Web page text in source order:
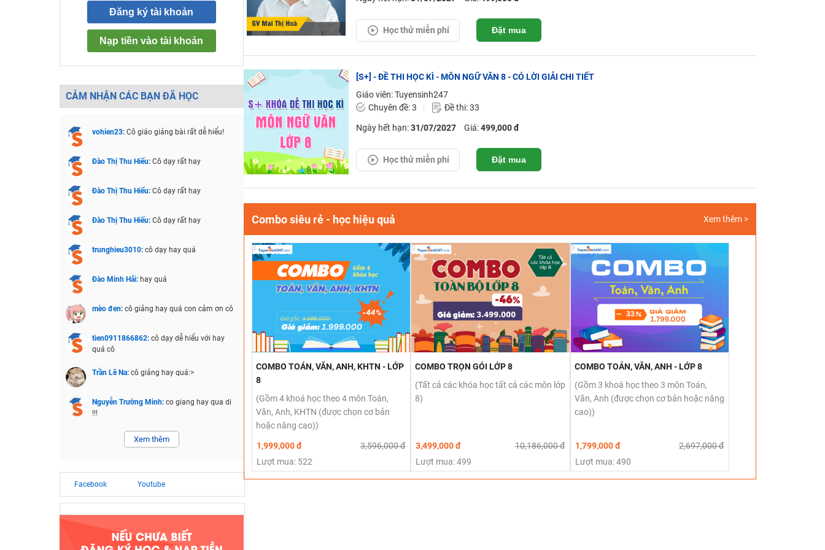
Đăng ký tài khoản
Nạp tiền vào tài khoản
CẢM NHẬN CÁC BẠN ĐÃ HỌC
vohien23: Cô giáo giảng bài rất dễ hiểu!
Đào Thị Thu Hiếu: Cô dạy rất hay
Đào Thị Thu Hiếu: Cô dạy rất hay
Đào Thị Thu Hiếu: Cô dạy rất hay
trunghieu3010: cô dạy hay quá
Đào Minh Hải: hay quá
mèo đen: cô giảng hay quá con cảm ơn cô
tien0911866862: cô dạy dễ hiểu với hay
quá cô
Trần Lê Na: cô giảng hay quá:>
Nguyễn Trường Minh: co giang hay qua di
!!!
Xem thêm
Facebook Youtube
Học thử miễn phí Đặt mua
[S+] - ĐỀ THI HỌC KÌ - MÔN NGỮ VĂN 8 - CÓ LỜI GIẢI CHI TIẾT
Giáo viên: Tuyensinh247
Chuyên đề: 3
Đề thi: 33
Ngày hết hạn:31/07/2027 Giá:499,000 đ
Học thử miễn phí Đặt mua
Combo siêu rẻ - học hiệu quả Xem thêm >
COMBO TOÁN, VĂN, ANH, KHTN - LỚP
8
(Gồm 4 khoá học theo 4 môn Toán,
Văn, Anh, KHTN (được chọn cơ bản
hoặc nâng cao))
1,999,000 đ
3,596,000 đ
Lượt mua: 522
COMBO TRỌN GÓI LỚP 8
(Tất cả các khóa học tất cả các môn lớp
8)
3,499,000 đ
10,186,000 đ
Lượt mua: 499
COMBO TOÁN, VĂN, ANH - LỚP 8
(Gồm 3 khoá học theo 3 môn Toán,
Văn, Anh (được chọn cơ bản hoặc nâng
cao))
1,799,000 đ
2,697,000 đ
Lượt mua: 490